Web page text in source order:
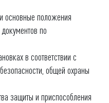
основные положения
по
в соответствии с
общей охраны
защиты и приспособления